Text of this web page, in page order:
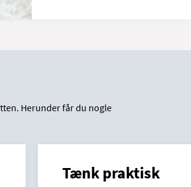
Herunder får du nogle
Tænk praktisk